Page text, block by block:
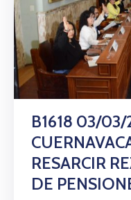
B1618 03/
RESARCIR
DE